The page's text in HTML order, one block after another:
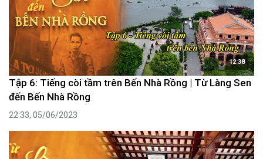
12:38
Tập 6: Tiếng còi tầm trên Bến Nhà Rồng | Từ Làng Sen
đến Bến Nhà Rồng
22:33, 05/06/2023